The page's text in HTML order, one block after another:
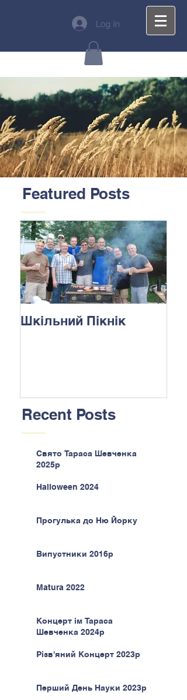
Log In
Featured Posts
Шкільний Пікнік
Recent Posts
Свято Тараса Шевченка
2025р
Halloween 2024
Прогулька до Ню Йорку
Випустники 2016р
Matura 2022
Концерт ім Тараса
Шевченка 2024р
Різв'яний Концерт 2023р
Перший День Науки 2023р